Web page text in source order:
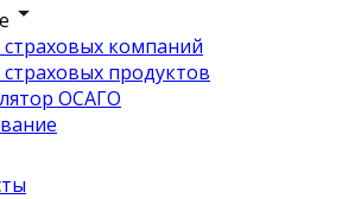
страховых компаний
продуктов
ОСАГО